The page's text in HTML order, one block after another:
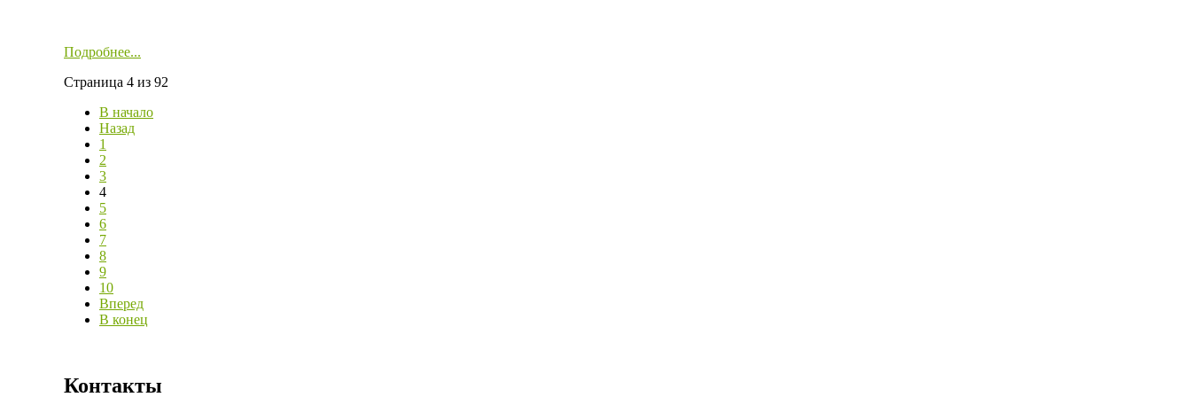
Подробнее...
Страница 4 из 92
В начало
Назад
1
2
3
4
5
6
7
8
9
10
Вперед
В конец
Контакты